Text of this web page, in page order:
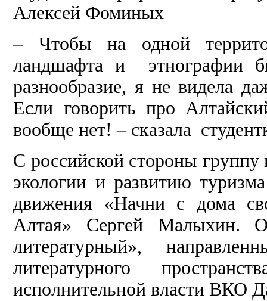
Алексей Фоминых
– Чтобы на одной
ландшафта и этнографии
разнообразие, я не видела
Если говорить про
вообще нет! – сказала
С российской стороны группу
экологии и развитию
движения «Начни с дома
Алтая» Сергей Малыхин.
литературный»,
литературного
исполнительной власти ВКО